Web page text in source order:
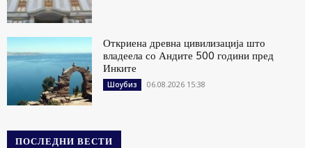
Откриена древна цивилизација што
владеела со Андите 500 години пред
Инките
Шоубиз 06.08.2026 15:38
ПОСЛЕДНИ ВЕСТИ